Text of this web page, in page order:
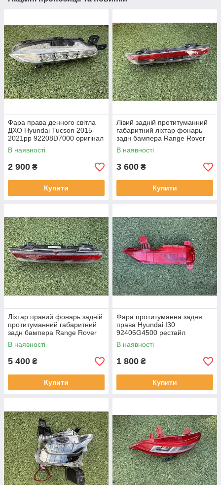
Фара права денного світла
ДХО Hyundai Tucson 2015-
2021рр 92208D7000 оригінал
бв відсутнє одне кріплення,
повністю робоча
В наявності
2 900 ₴
Купити
Лівий задній протитуманний
габаритний ліхтар фонарь
задн бампера Range Rover
L460 від 2021-рр LR152299
оригінал бв повністю р
В наявності
3 600 ₴
Купити
Ліхтар правий фонарь задній
протитуманний габаритний
задн бампера Range Rover
L460 від2021-рр, LR152295
оригінал повністю робо
В наявності
5 400 ₴
Купити
Фара протитуманна задня
права Hyundai I30
92406G4500 рестайл
від2020-рр оригінал бв
відсутнє одне кріплення
В наявності
1 800 ₴
Купити